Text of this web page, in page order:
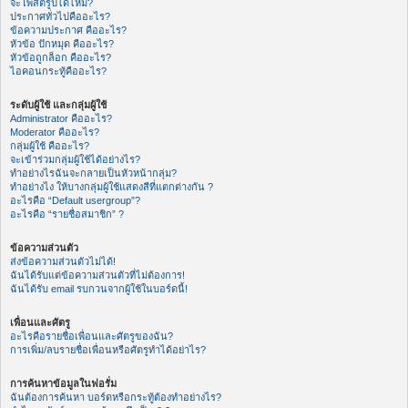
จะโพสต์รูปได้ไหม?
ประกาศทั่วไปคืออะไร?
ข้อความประกาศ คืออะไร?
หัวข้อ ปักหมุด คืออะไร?
หัวข้อถูกล็อก คืออะไร?
ไอคอนกระทู้คืออะไร?
ระดับผู้ใช้ และกลุ่มผู้ใช้
Administrator คืออะไร?
Moderator คืออะไร?
กลุ่มผู้ใช้ คืออะไร?
จะเข้าร่วมกลุ่มผู้ใช้ได้อย่างไร?
ทำอย่างไรฉันจะกลายเป็นหัวหน้ากลุ่ม?
ทำอย่างไง ให้บางกลุ่มผู้ใช้แสดงสีที่แตกต่างกัน ?
อะไรคือ “Default usergroup”?
อะไรคือ “รายชื่อสมาชิก” ?
ข้อความส่วนตัว
ส่งข้อความส่วนตัวไม่ได้!
ฉันได้รับแต่ข้อความส่วนตัวที่ไม่ต้องการ!
ฉันได้รับ email รบกวนจากผู้ใช้ในบอร์ดนี้!
เพื่อนและศัตรู
อะไรคือรายชื่อเพื่อนและศัตรูของฉัน?
การเพิ่ม/ลบรายชื่อเพื่อนหรือศัตรูทำได้อย่าไร?
การค้นหาข้อมูลในฟอรั่ม
ฉันต้องการค้นหา บอร์ดหรือกระทู้ต้องทำอย่างไร?